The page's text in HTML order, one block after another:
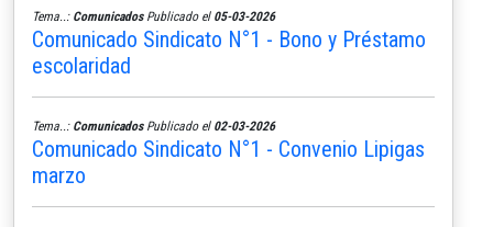
Tema..: ComunicadosPublicado el 05-03-2026
Comunicado Sindicato N°1 - Bono y Préstamo
escolaridad
Tema..: ComunicadosPublicado el 02-03-2026
Comunicado Sindicato N°1 - Convenio Lipigas
marzo